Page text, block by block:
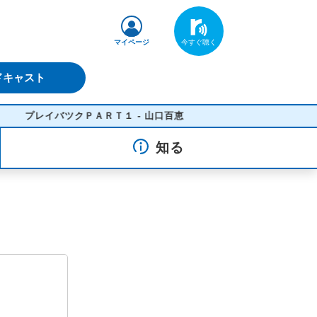
ャスト
マイページ
プレイバツクＰＡＲＴ１ - 山口百恵
知る